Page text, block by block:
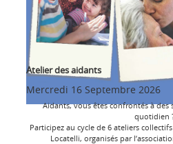
Atelier des aidants
Mercredi 16 Septembre 2026
Aidants, vous êtes confrontés à
quotidien
Participez au cycle de 6 ateliers
Locatelli, organisés par